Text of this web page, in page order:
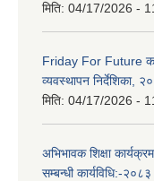
मिति: 04/17/2026 -
Friday For Future
व्यवस्थापन निर्देशिका,
मिति: 04/17/2026 -
अभिभावक शिक्षा
सम्बन्धी कार्यविधि:-२०८३